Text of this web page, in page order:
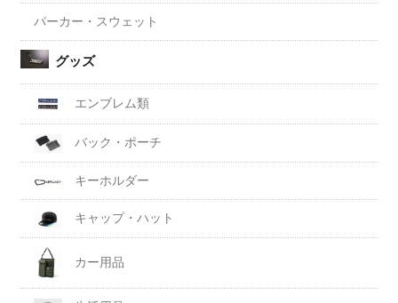
パーカー・スウェット
グッズ
エンブレム類
バック・ポーチ
キーホルダー
キャップ・ハット
カー用品